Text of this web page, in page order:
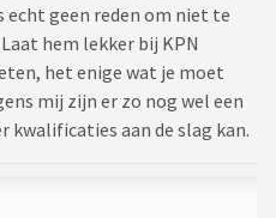
echt geen reden om niet te
hem lekker bij KPN
het enige wat je moet
mij zijn er zo nog wel een
kwalificaties aan de slag kan.